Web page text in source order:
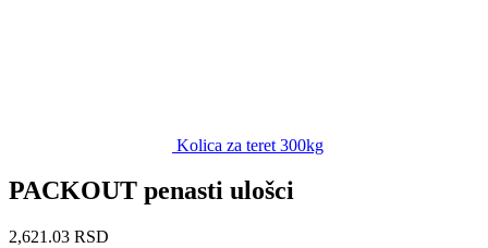
Kolica za teret 300kg
PACKOUT penasti ulošci
2,621.03 RSD